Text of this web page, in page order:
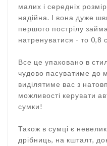
малих і середніх
надійна. І вона дуже
першого пострілу
натренуватися - то 0,8
Все це упаковано в
чудово пасуватиме до
виділятиме вас з
можливості керувати
сумки!
Також в сумці є
дрібниць, на кшталт,